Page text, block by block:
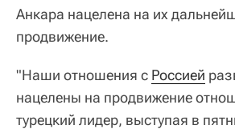
Анкара нацелена на их
продвижение.
"Наши отношения с Россией
нацелены на продвижение
турецкий лидер, выступая в